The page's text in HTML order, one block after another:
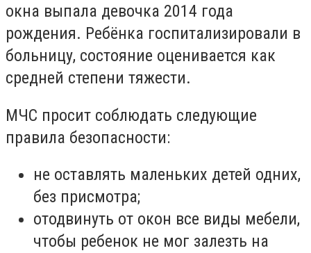
окна выпала девочка 2014 года
рождения. Ребёнка госпитализировали в
больницу, состояние оценивается как
средней степени тяжести.
МЧС просит соблюдать следующие
правила безопасности:
не оставлять маленьких детей одних,
без присмотра;
отодвинуть от окон все виды мебели,
чтобы ребенок не мог залезть на